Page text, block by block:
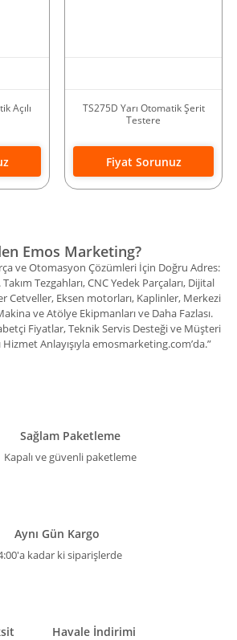
Açılı
TS275D Yarı Otomatik Şerit
Testere
Fiyat Sorunuz
Emos Marketing?
ve Otomasyon Çözümleri İçin Doğru Adres:
Tezgahları, CNC Yedek Parçaları, Dijital
Cetveller, Eksen motorları, Kaplinler, Merkezi
ve Atölye Ekipmanları ve Daha Fazlası.
Fiyatlar, Teknik Servis Desteği ve Müşteri
Anlayışıyla emosmarketing.com’da.”
Sağlam Paketleme
Kapalı ve güvenli paketleme
Aynı Gün Kargo
kadar ki siparişlerde
Havale İndirimi